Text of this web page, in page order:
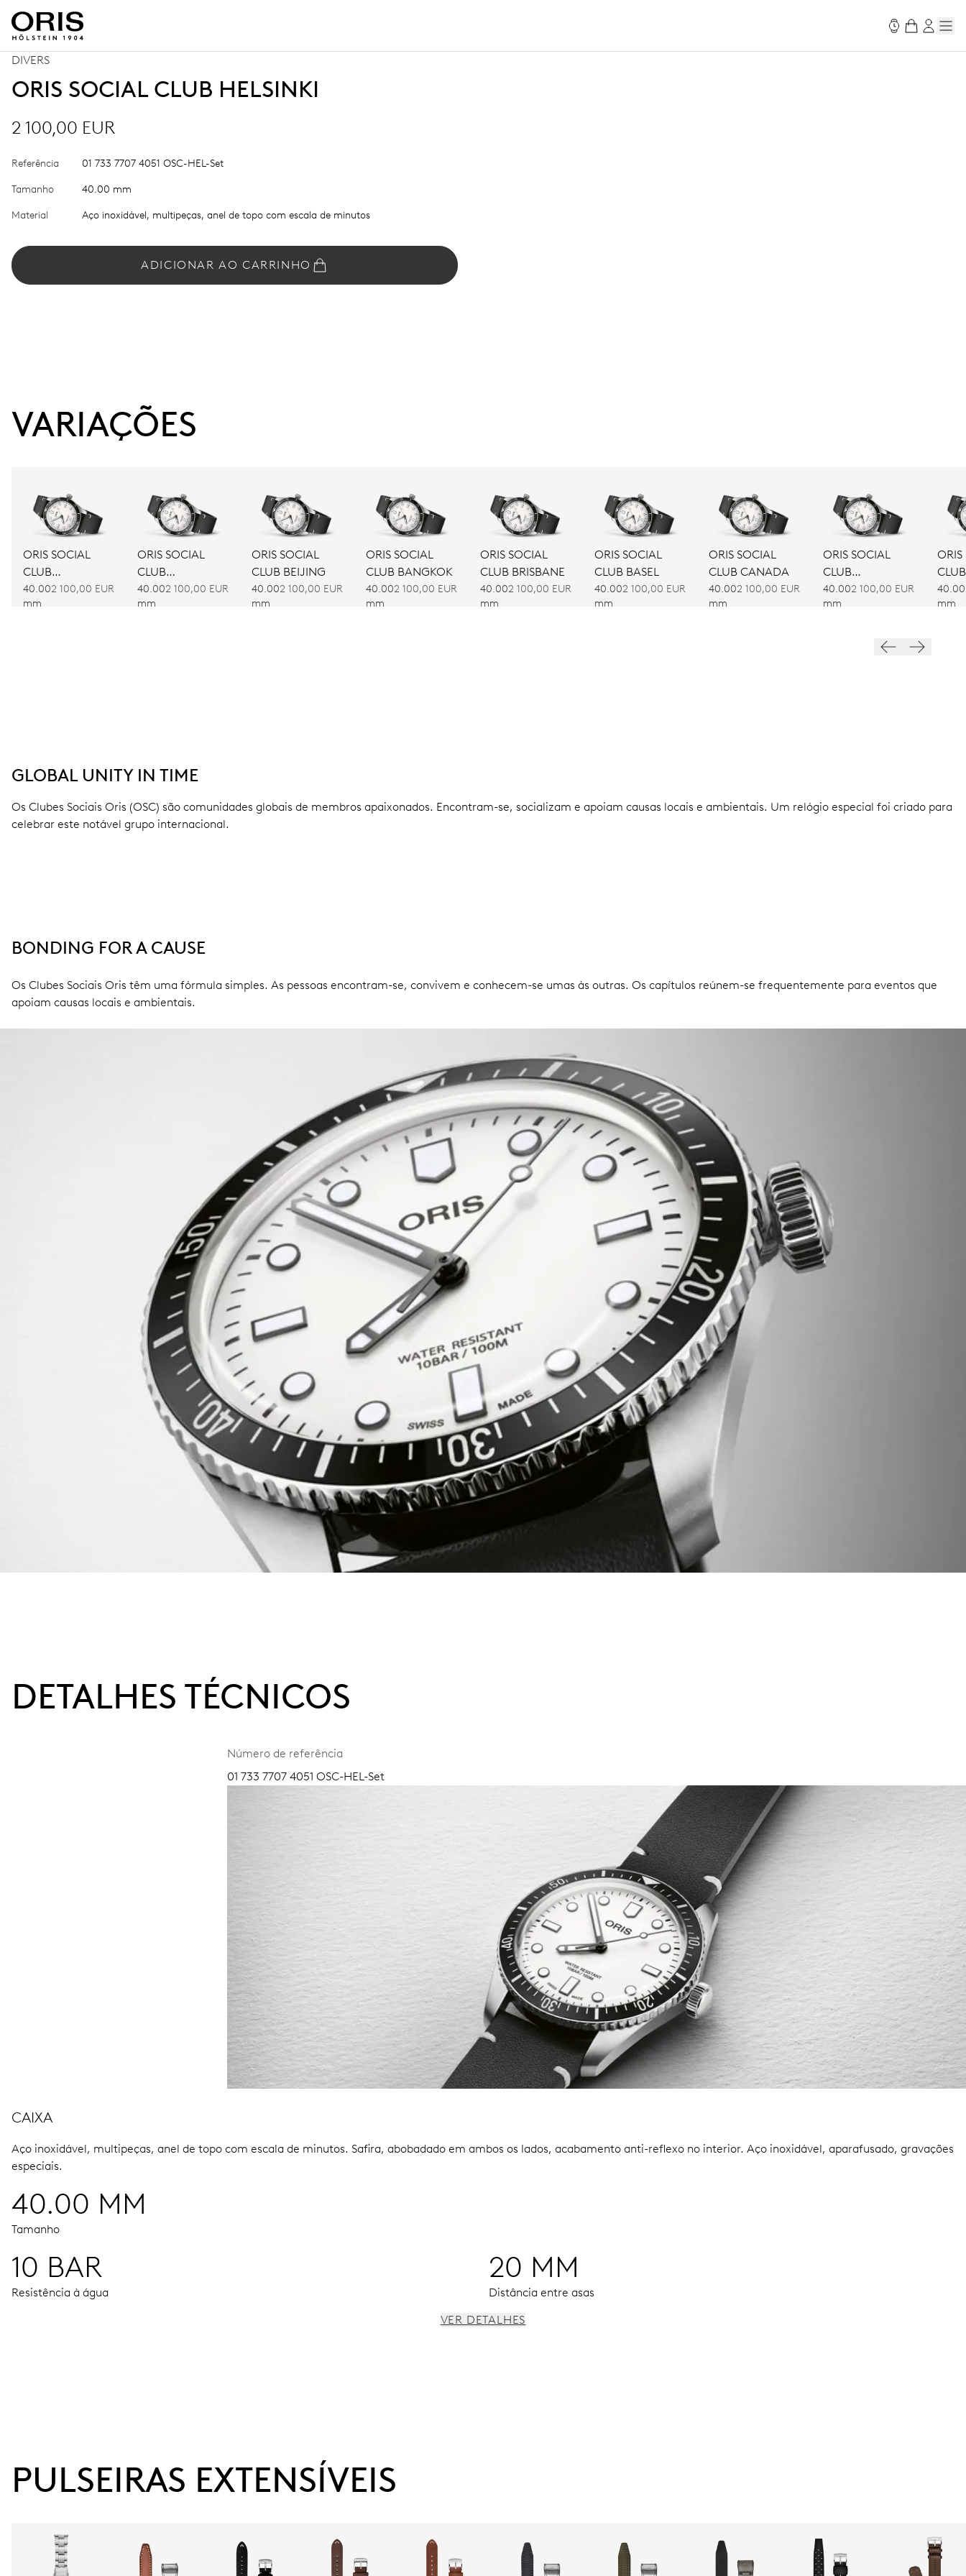
DIVERS
ORIS SOCIAL CLUB HELSINKI
2 100,00 EUR
Referência 01 733 7707 4051 OSC-HEL-Set
Tamanho 40.00 mm
Material Aço inoxidável, multipeças, anel de topo com escala de minutos
ADICIONAR AO CARRINHO
VARIAÇÕES
ORIS SOCIAL
CLUB
AMSTERDAM
40.00
mm
2 100,00 EUR
ORIS SOCIAL
CLUB
BARCELONA
40.00
mm
2 100,00 EUR
ORIS SOCIAL
CLUB BEIJING
40.00
mm
2 100,00 EUR
ORIS SOCIAL
CLUB BANGKOK
40.00
mm
2 100,00 EUR
ORIS SOCIAL
CLUB BRISBANE
40.00
mm
2 100,00 EUR
ORIS SOCIAL
CLUB BASEL
40.00
mm
2 100,00 EUR
ORIS SOCIAL
CLUB CANADA
40.00
mm
2 100,00 EUR
ORIS SOCIAL
CLUB
COPENHAGEN
40.00
mm
2 100,00 EUR
ORIS
CLUB
40.00
mm
GLOBAL UNITY IN TIME
Os Clubes Sociais Oris (OSC) são comunidades globais de membros apaixonados. Encontram-se, socializam e apoiam causas locais e ambientais. Um relógio especial foi criado para
celebrar este notável grupo internacional.
BONDING FOR A CAUSE
Os Clubes Sociais Oris têm uma fórmula simples. As pessoas encontram-se, convivem e conhecem-se umas às outras. Os capítulos reúnem-se frequentemente para eventos que
apoiam causas locais e ambientais.
DETALHES TÉCNICOS
Número de referência
01 733 7707 4051 OSC-HEL-Set
CAIXA
Aço inoxidável, multipeças, anel de topo com escala de minutos. Safira, abobadado em ambos os lados, acabamento anti-reflexo no interior. Aço inoxidável, aparafusado, gravações
especiais.
40.00 MM
Tamanho
10 BAR
Resistência à água
20 MM
Distância entre asas
Reserva de marcha
733 (sem indicação da data)
VER DETALHES
PULSEIRAS EXTENSÍVEIS